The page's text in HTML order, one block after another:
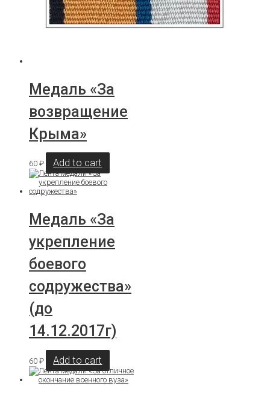
Медаль «За
возвращение
Крыма»
60 ₽ Add to cart
Медаль «За
укрепление
боевого
содружества»
(до
14.12.2017г)
60 ₽ Add to cart